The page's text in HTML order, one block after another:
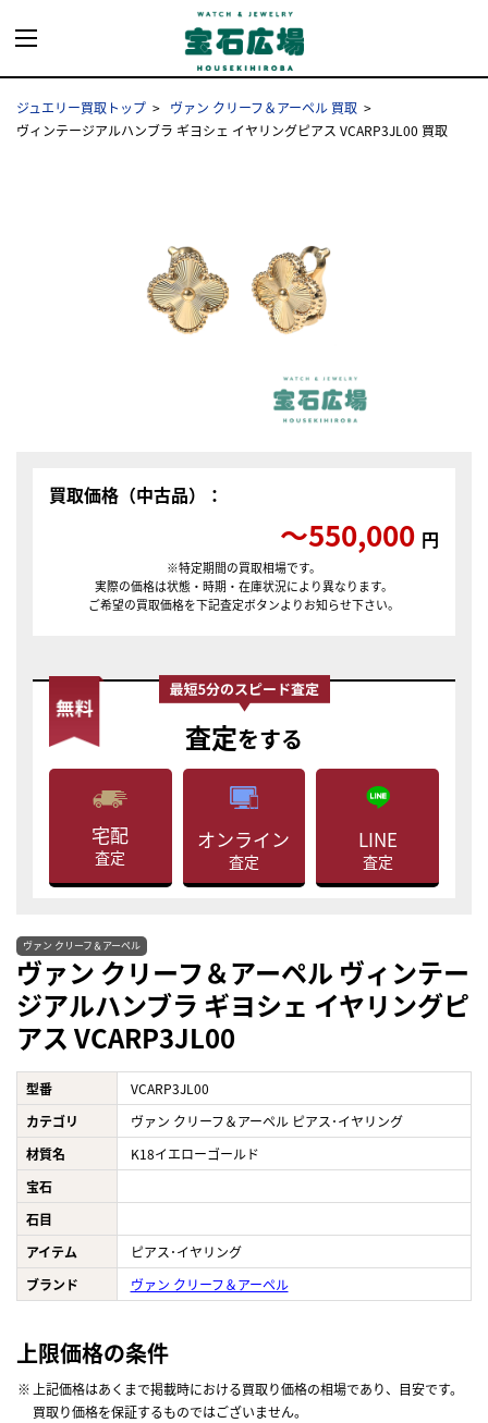
ジュエリー買取トップ
ヴァン クリーフ＆アーペル 買取
ヴィンテージアルハンブラ ギヨシェ イヤリングピアス VCARP3JL00 買取
買取価格（中古品）：
〜550,000 円
※特定期間の買取相場です。
実際の価格は状態・時期・在庫状況により異なります。
ご希望の買取価格を下記査定ボタンよりお知らせ下さい。
査定をする
宅配
査定
オンライン
査定
LINE
査定
ヴァン クリーフ＆アーペル
ヴァン クリーフ＆アーペル ヴィンテー
ジアルハンブラ ギヨシェ イヤリングピ
アス VCARP3JL00
型番
VCARP3JL00
カテゴリ
ヴァン クリーフ＆アーペル ピアス･イヤリング
材質名
K18イエローゴールド
宝石
石目
アイテム
ピアス･イヤリング
ブランド
ヴァン クリーフ＆アーペル
上限価格の条件
上記価格はあくまで掲載時における買取り価格の相場であり、目安です。
買取り価格を保証するものではございません。